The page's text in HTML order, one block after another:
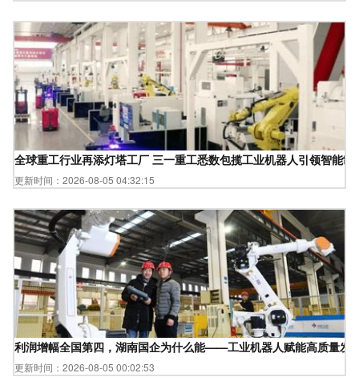
全球重工行业再添灯塔工厂 三一重工悉数包揽工业机器人引领智能制
更新时间：2026-08-05 04:32:15
利润增幅全国第四，湖南国企为什么能——工业机器人赋能高质量发
更新时间：2026-08-05 00:02:53